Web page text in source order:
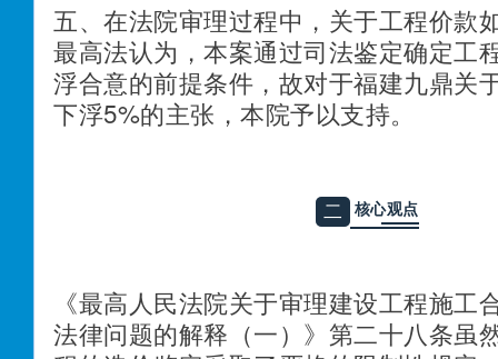
五、在法院审理过程中，关于工程价款
最高法认为，本案通过司法鉴定确定工
浮合意的前提条件，故对于福建九鼎关
下浮5%的主张，本院予以支持。
二 核心观点
《最高人民法院关于审理建设工程施工
法律问题的解释（一）》第二十八条虽